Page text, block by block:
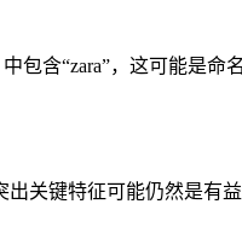
含“zara”，这可能是
关键特征可能仍然是有